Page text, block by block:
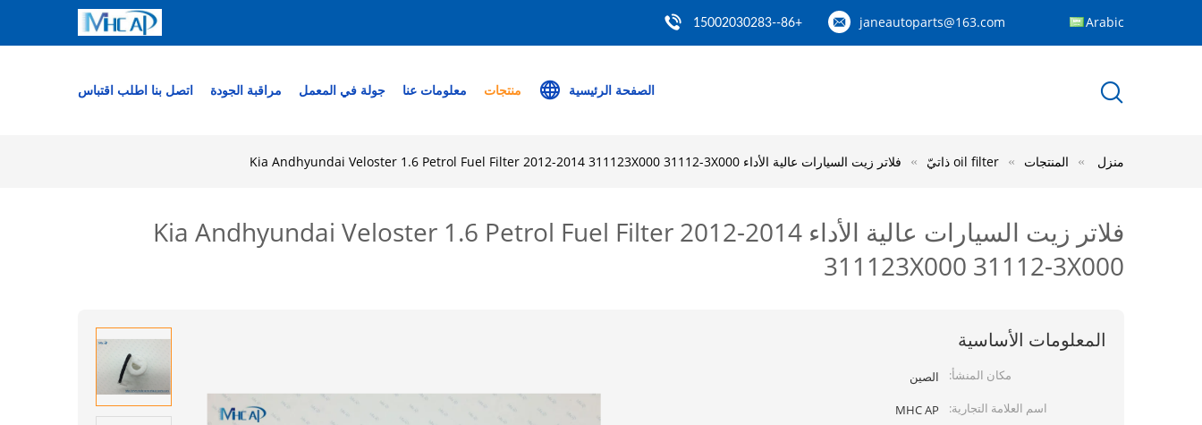
janeautoparts@163.com
+86--15002030283 Arabic
الصفحة الرئيسية منتجات معلومات عنا جولة في المعمل مراقبة الجودة اتصل بنا اطلب اقتباس
منزل المنتجات oil filter ذاتيّ فلاتر زيت السيارات عالية الأداء Kia Andhyundai Veloster 1.6 Petrol Fuel Filter 2012-2014 311123X000 31112-3X000
فلاتر زيت السيارات عالية الأداء Kia Andhyundai Veloster 1.6 Petrol Fuel Filter 2012-2014
311123X000 31112-3X000
المعلومات الأساسية
مكان المنشأ:
الصين
اسم العلامة التجارية:
MHC AP